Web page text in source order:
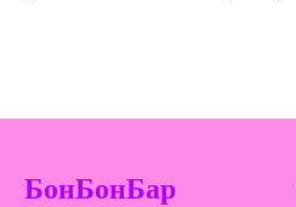
БонБонБар